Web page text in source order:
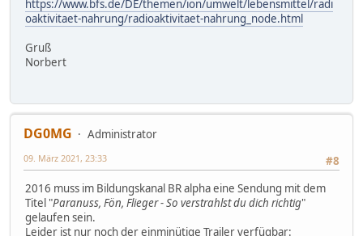
https://www.bfs.de/DE/themen/ion/umwelt/lebensmittel/radi
oaktivitaet-nahrung/radioaktivitaet-nahrung_node.html
Gruß
Norbert
DG0MG
Administrator
#8
09. März 2021, 23:33
2016 muss im Bildungskanal BR alpha eine Sendung mit dem
Titel "Paranuss, Fön, Flieger - So verstrahlst du dich richtig"
gelaufen sein.
Leider ist nur noch der einminütige Trailer verfügbar: